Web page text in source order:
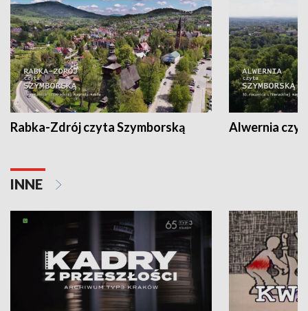
Rabka-Zdrój czyta Szymborską Alwernia
INNE